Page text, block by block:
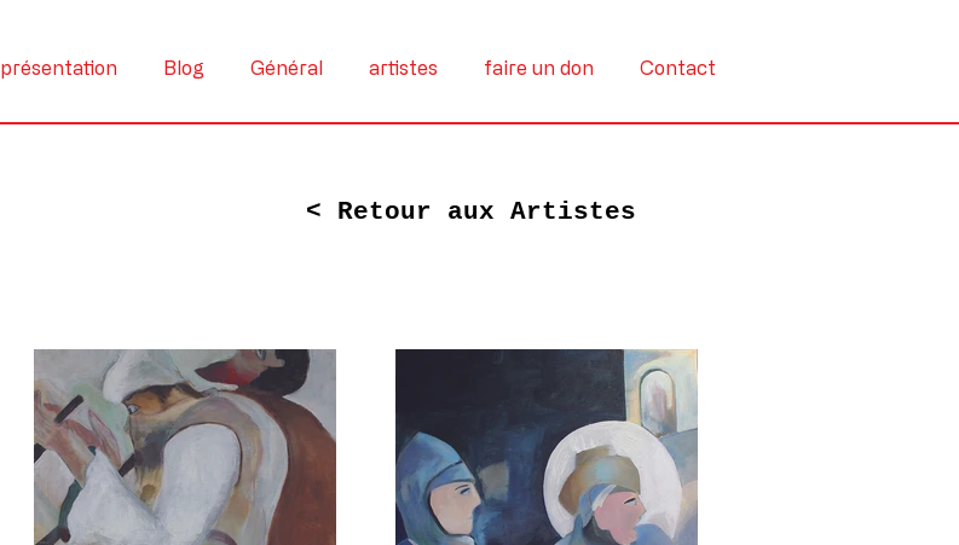
présentation Blog Général artistes faire un don Contact
< Retour aux Artistes